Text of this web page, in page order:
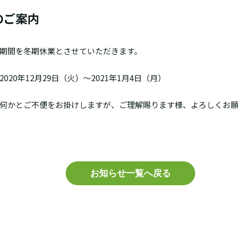
案内
間を冬期休業とさせていただきます。
年12月29日（火）～2021年1月4日（月）
かとご不便をお掛けしますが、ご理解賜ります様、よろしくお願
お知らせ一覧へ戻る